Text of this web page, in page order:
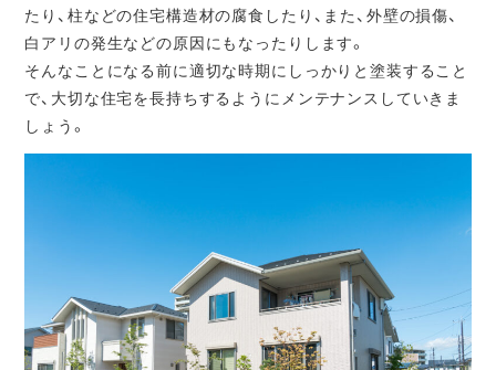
たり、柱などの住宅構造材の腐食したり、また、外壁の損傷、
白アリの発生などの原因にもなったりします。
そんなことになる前に適切な時期にしっかりと塗装すること
で、大切な住宅を長持ちするようにメンテナンスしていきま
しょう。